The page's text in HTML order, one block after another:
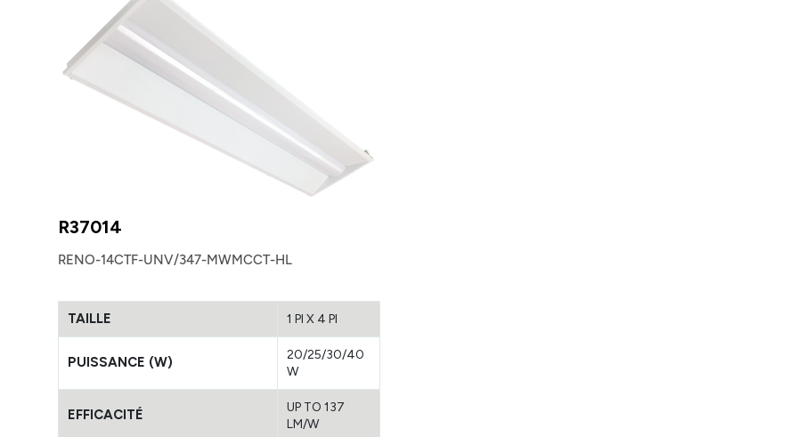
R37014
RENO-14CTF-UNV/347-MWMCCT-HL
TAILLE 1 PI X 4 PI
PUISSANCE (W)
20/25/30/40
W
EFFICACITÉ
UP TO 137
LM/W